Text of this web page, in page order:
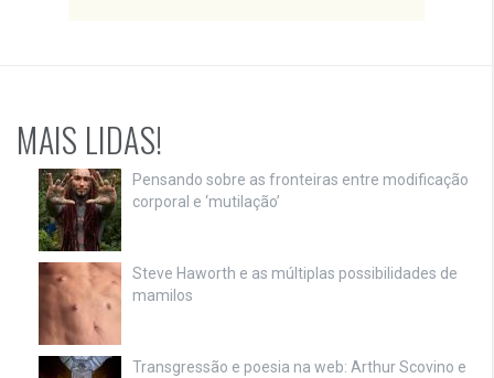
MAIS LIDAS!
Pensando sobre as fronteiras entre modificação
corporal e ‘mutilação’
Steve Haworth e as múltiplas possibilidades de
mamilos
Transgressão e poesia na web: Arthur Scovino e